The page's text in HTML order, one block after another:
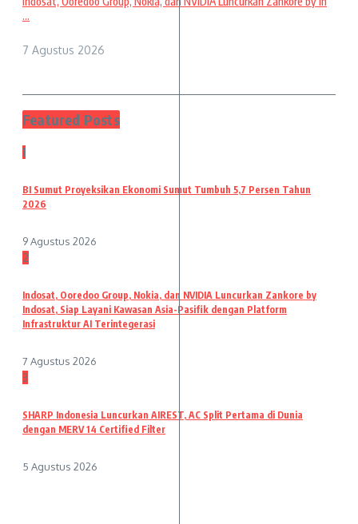
...
7 Agustus 2026
Featured Posts
1
BI Sumut Proyeksikan Ekonomi Sumut Tumbuh 5,7 Persen Tahun
2026
9 Agustus 2026
2
Indosat, Ooredoo Group, Nokia, dan NVIDIA Luncurkan Zankore by
Indosat, Siap Layani Kawasan Asia-Pasifik dengan Platform
Infrastruktur AI Terintegerasi
7 Agustus 2026
3
SHARP Indonesia Luncurkan AIREST, AC Split Pertama di Dunia
dengan MERV 14 Certified Filter
5 Agustus 2026